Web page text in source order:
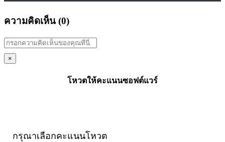
ความคิดเห็น (0)
×
โหวตให้คะแนนซอฟต์แวร์
กรุณาเลือกคะแนนโหวต